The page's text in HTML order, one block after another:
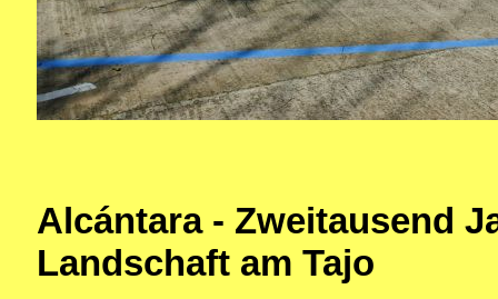
Alcántara - Zweitausend
Landschaft am Tajo